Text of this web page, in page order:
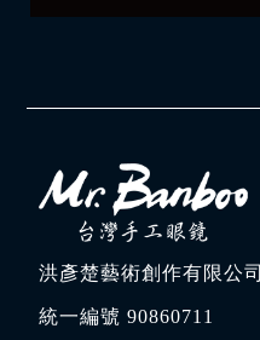
洪彥楚藝術創作有限公司
統一編號 90860711